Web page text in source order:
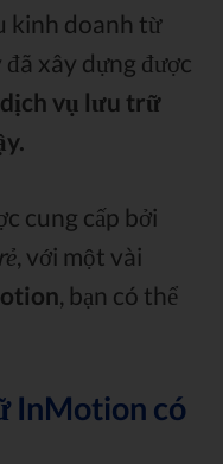
kinh doanh từ
xây dựng được
vụ lưu trữ
cung cấp bởi
rẻ, với một vài
, bạn có thể
InMotion có